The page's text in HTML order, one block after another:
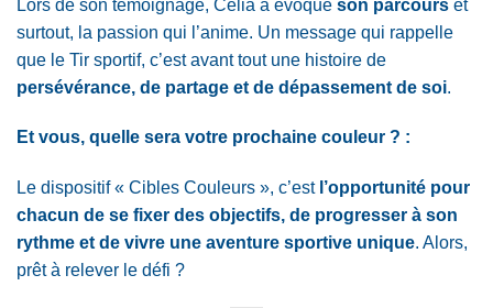
Lors de son témoignage, Célia a évoqué son parcours et
surtout, la passion qui l’anime. Un message qui rappelle
que le Tir sportif, c’est avant tout une histoire de
persévérance, de partage et de dépassement de soi.
Et vous, quelle sera votre prochaine couleur ? :
Le dispositif « Cibles Couleurs », c’est l’opportunité pour
chacun de se fixer des objectifs, de progresser à son
rythme et de vivre une aventure sportive unique. Alors,
prêt à relever le défi ?